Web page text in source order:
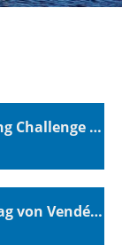
Erfolgreicher Auftakt zur Swiss Sailing Challenge League 2026
Inspiration, Begeisterung - Ein Vortrag von Vendée-Globe-Finisher Oliver Heer